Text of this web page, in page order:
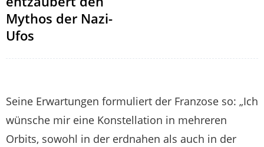
Mythos der Nazi-
Ufos
Seine Erwartungen formuliert der Franzose so: „Ich
wünsche mir eine Konstellation in mehreren
Orbits, sowohl in der erdnahen als auch in der